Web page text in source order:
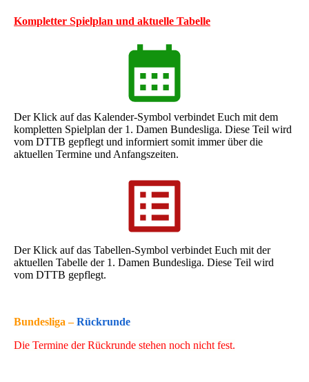
Kompletter Spielplan und aktuelle Tabelle
Der Klick auf das Kalender-Symbol verbindet Euch mit dem
kompletten Spielplan der 1. Damen Bundesliga. Diese Teil wird
vom DTTB gepflegt und informiert somit immer über die
aktuellen Termine und Anfangszeiten.
Der Klick auf das Tabellen-Symbol verbindet Euch mit der
aktuellen Tabelle der 1. Damen Bundesliga. Diese Teil wird
vom DTTB gepflegt.
Bundesliga –Rückrunde
Die Termine der Rückrunde stehen noch nicht fest.